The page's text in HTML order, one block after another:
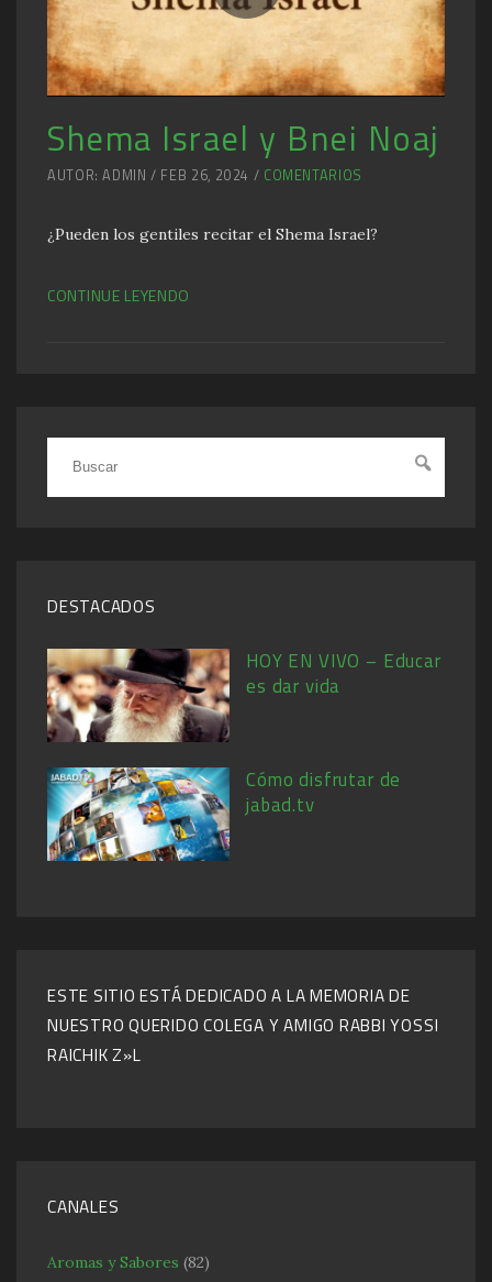
Shema Israel y Bnei Noaj
AUTOR: ADMIN / FEB 26, 2024 / COMENTARIOS
¿Pueden los gentiles recitar el Shema Israel?
CONTINUE LEYENDO
DESTACADOS
HOY EN VIVO – Educar
es dar vida
Cómo disfrutar de
jabad.tv
ESTE SITIO ESTÁ DEDICADO A LA MEMORIA DE
NUESTRO QUERIDO COLEGA Y AMIGO RABBI YOSSI
RAICHIK Z»L
CANALES
Aromas y Sabores (82)